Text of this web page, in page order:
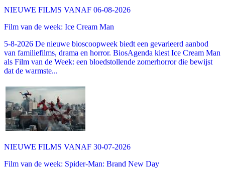
NIEUWE FILMS VANAF 06-08-2026
Film van de week: Ice Cream Man
5-8-2026 De nieuwe bioscoopweek biedt een gevarieerd aanbod
van familiefilms, drama en horror. BiosAgenda kiest Ice Cream Man
als Film van de Week: een bloedstollende zomerhorror die bewijst
dat de warmste...
NIEUWE FILMS VANAF 30-07-2026
Film van de week: Spider-Man: Brand New Day